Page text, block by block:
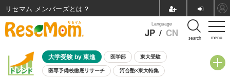
menu
Language
JP / CN search
大学受験 by 東進 医学部 東大受験
医専予備校徹底リサーチ 河合塾×東大特集
リセマム メンバーズ